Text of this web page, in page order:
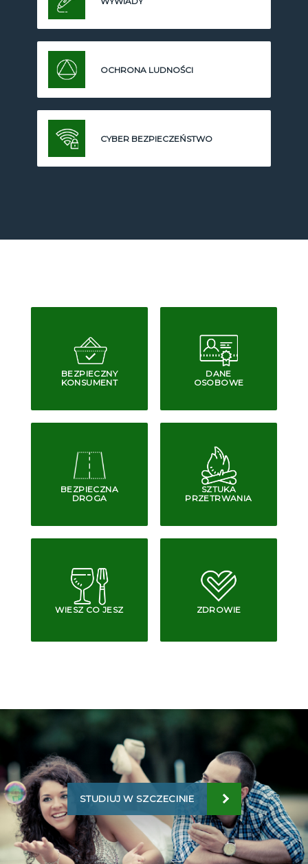
OCHRONA LUDNOŚCI
CYBER BEZPIECZEŃSTWO
BEZPIECZNY
KONSUMENT
DANE
OSOBOWE
BEZPIECZNA
DROGA
SZTUKA
PRZETRWANIA
WIESZ CO JESZ ZDROWIE
STUDIUJ W SZCZECINIE